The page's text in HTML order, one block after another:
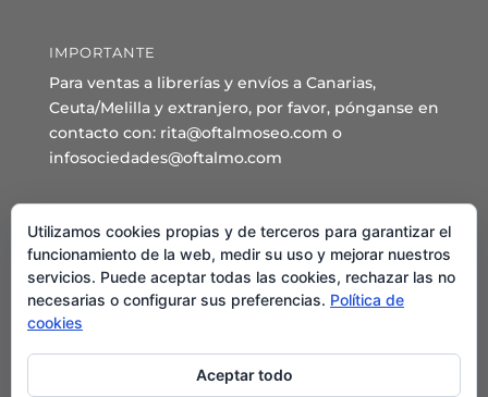
IMPORTANTE
Para ventas a librerías y envíos a Canarias,
Ceuta/Melilla y extranjero, por favor, pónganse en
contacto con: rita@oftalmoseo.com o
infosociedades@oftalmo.com
Sede Administrativa y Secretaría General
C/ Arcipreste de Hita 14 – 1º Derecha.
28015 – Madrid
Teléfono: 91 544 80 35 - 91 544 58 79
Mail:
Utilizamos cookies propias y de terceros para garantizar el
funcionamiento de la web, medir su uso y mejorar nuestros
servicios. Puede aceptar todas las cookies, rechazar las no
necesarias o configurar sus preferencias. Política de
cookies
Aceptar todo